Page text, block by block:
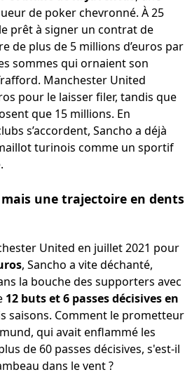
de poker chevronné. À 25
prêt à signer un contrat de
de plus de 5 millions d’euros par
sommes qui ornaient son
Manchester United
pour le laisser filer, tandis que
que 15 millions. En
s’accordent, Sancho a déjà
turinois comme un sportif
une trajectoire en dents
United en juillet 2021 pour
, Sancho a vite déchanté,
la bouche des supporters avec
12 buts et 6 passes décisives en
saisons. Comment le prometteur
qui avait enflammé les
de 60 passes décisives, s'est-il
dans le vent ?